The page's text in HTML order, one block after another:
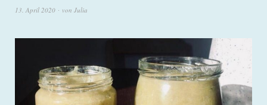
13. April 2020 von Julia